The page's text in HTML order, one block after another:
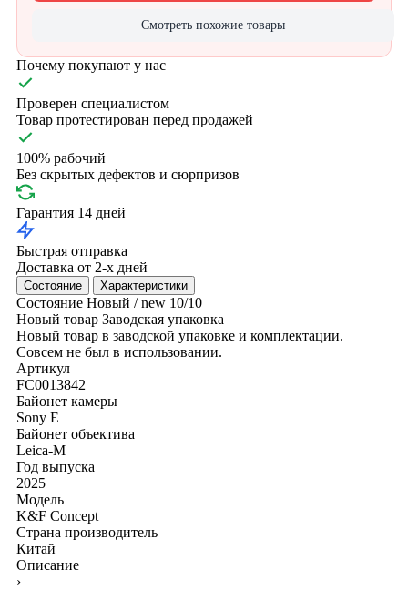
Смотреть похожие товары
Почему покупают у нас
Проверен специалистом
Товар протестирован перед продажей
100% рабочий
Без скрытых дефектов и сюрпризов
Гарантия 14 дней
Быстрая отправка
Доставка от 2-х дней
Состояние Характеристики
Состояние Новый / new 10/10
Новый товар Заводская упаковка
Новый товар в заводской упаковке и комплектации.
Совсем не был в использовании.
Артикул
FC0013842
Байонет камеры
Sony E
Байонет объектива
Leica-M
Год выпуска
2025
Модель
K&F Concept
Страна производитель
Китай
Описание
›